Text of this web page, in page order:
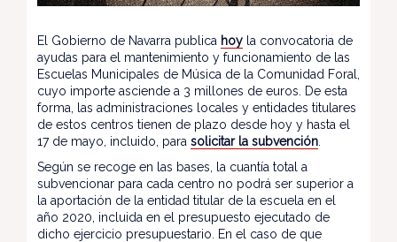
El Gobierno de Navarra publica hoy la convocatoria de
ayudas para el mantenimiento y funcionamiento de las
Escuelas Municipales de Música de la Comunidad Foral,
cuyo importe asciende a 3 millones de euros. De esta
forma, las administraciones locales y entidades titulares
de estos centros tienen de plazo desde hoy y hasta el
17 de mayo, incluido, para solicitar la subvención
Según se recoge en las bases, la cuantía total a
subvencionar para cada centro no podrá ser superior a
la aportación de la entidad titular de la escuela en el
año 2020, incluida en el presupuesto ejecutado de
dicho ejercicio presupuestario. En el caso de que